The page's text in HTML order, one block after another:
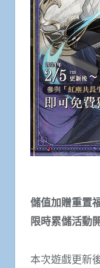
儲值加贈重置
限時累儲活動
本次遊戲更新